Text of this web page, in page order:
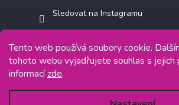
Tento web používá soubory cookie.
tohoto webu vyjadřujete souhlas s jejich
informacízde.
Sledovat na Instagramu
Copyright 2026
Grafický návrh vytvořil a na Shoptet implementoval